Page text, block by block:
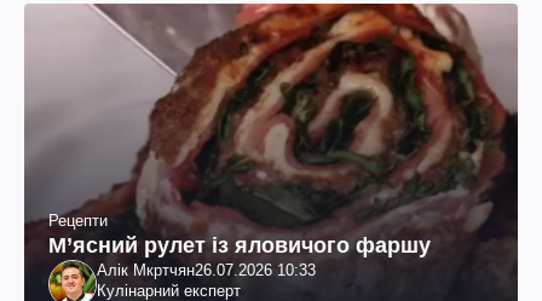
Рецепти
М’ясний рулет із яловичого фаршу
Алік Мкртчян26.07.2026 10:33
Кулінарний експерт